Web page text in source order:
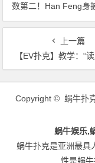
数第二！Han Feng身
毛“真空”上演WSOP
上一篇
【EV扑克】教学：“读牌” 没那么神，重点是要充分利用你获
文
Copyright © 蜗牛扑
蜗牛娱乐,
蜗牛扑克是亚洲最具
性是蜗